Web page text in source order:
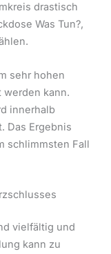
drastisch
Was Tun?,
sehr hohen
kann.
innerhalb
Das Ergebnis
schlimmsten Fall
vielfältig und
kann zu